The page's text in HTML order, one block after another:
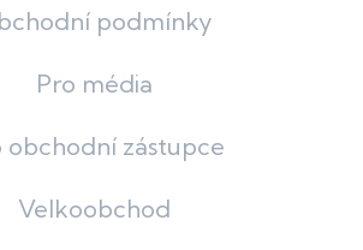
podmínky
Pro média
obchodní zástupce
Velkoobchod